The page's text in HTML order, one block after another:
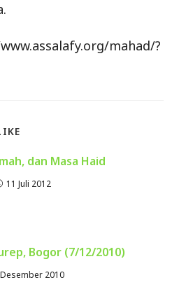
mahad/?
dan Masa Haid
11 Juli 2012
Bogor (7/12/2010)
2010